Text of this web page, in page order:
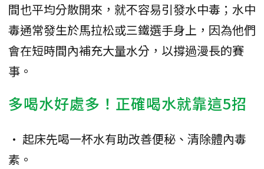
間也平均分散開來，就不容易引發水中毒；水中
毒通常發生於馬拉松或三鐵選手身上，因為他們
會在短時間內補充大量水分，以撐過漫長的賽
事。
多喝水好處多！正確喝水就靠這5招
• 起床先喝一杯水有助改善便秘、清除體內毒
素。